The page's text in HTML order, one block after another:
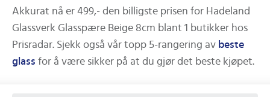
Akkurat nå er 499,- den billigste prisen for Hadeland
Glassverk Glasspære Beige 8cm blant 1 butikker hos
Prisradar. Sjekk også vår topp 5-rangering av beste
glass for å være sikker på at du gjør det beste kjøpet.